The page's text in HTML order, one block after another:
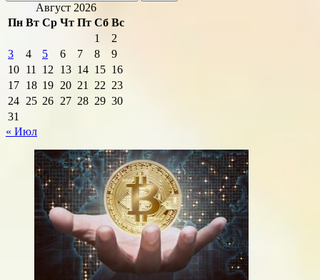
Август 2026
Пн Вт Ср Чт Пт Сб Вс
1
2
3
4 5 6 7 8
9
10 11 12 13 14 15 16
17 18 19 20 21 22 23
24 25 26 27 28 29 30
31
« Июл